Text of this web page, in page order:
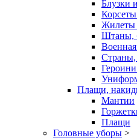
Блузки
Жилеты
Штаны,
Плащи,
Мантии
Плащи
Головные уборы >